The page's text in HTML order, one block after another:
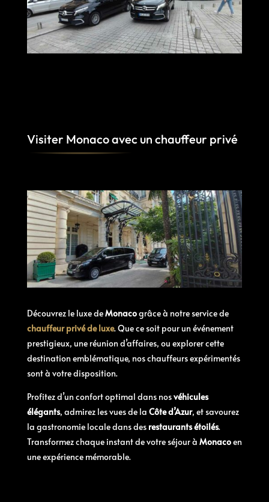
Visiter Monaco avec un chauffeur privé
Découvrez le luxe deMonacogrâce à notre service de
chauffeur privé de luxe. Que ce soit pour un événement
prestigieux, une réunion d’affaires, ou explorer cette
destination emblématique, nos chauffeurs expérimentés
sont à votre disposition.
Profitez d’un confort optimal dans nosvéhicules
élégants, admirez les vues de la Côte d’Azur, et savourez
la gastronomie locale dans des restaurants étoilés.
Transformez chaque instant de votre séjour à Monacoen
une expérience mémorable.